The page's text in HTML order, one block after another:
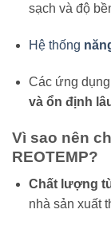
sạch và độ
Hệ thống
Các ứng
và ổn định
Vì sao nên
REOTEMP?
Chất lượng
nhà sản xuất